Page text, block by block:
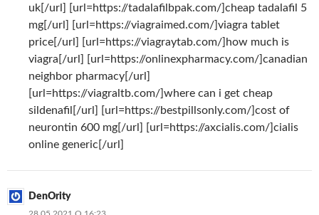
uk[/url] [url=https://tadalafilbpak.com/]cheap tadalafil 5
mg[/url] [url=https://viagraimed.com/]viagra tablet
price[/url] [url=https://viagraytab.com/]how much is
viagra[/url] [url=https://onlinexpharmacy.com/]canadian
neighbor pharmacy[/url]
[url=https://viagraltb.com/]where can i get cheap
sildenafil[/url] [url=https://bestpillsonly.com/]cost of
neurontin 600 mg[/url] [url=https://axcialis.com/]cialis
online generic[/url]
DenOrity